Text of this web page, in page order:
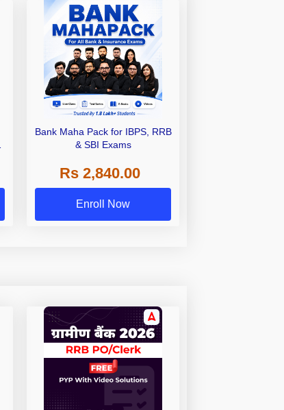
Bank Maha Pack for IBPS, RRB
& SBI Exams
Rs 2,840.00
Enroll Now